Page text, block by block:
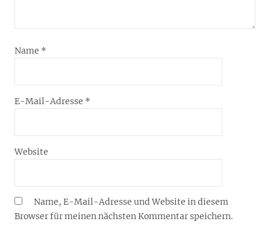
Name *
E-Mail-Adresse *
Website
Name, E-Mail-Adresse und Website in diesem
Browser für meinen nächsten Kommentar speichern.